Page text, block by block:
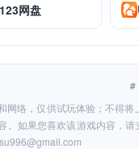
123网盘
网络，仅供试玩体验；不得
。如果您喜欢该游戏内容，